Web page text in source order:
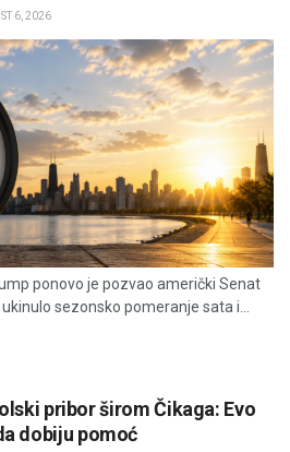
6, 2026
ponovo je pozvao američki Senat
sezonsko pomeranje sata i...
pribor širom Čikaga: Evo
dobiju pomoć